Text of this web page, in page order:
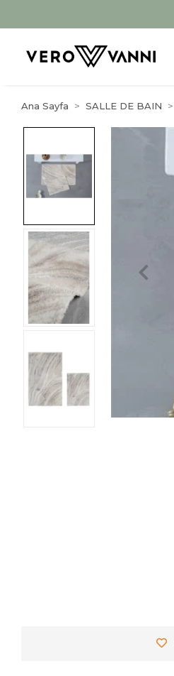
Ana Sayfa SALLE DE BAIN